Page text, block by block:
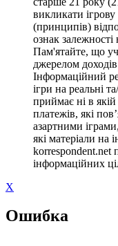
викликати
(принципів)
ознак залежності
Пам'ятайте, що
джерелом
Інформаційний
ігри на реальні
приймає ні в
платежів, які
азартними
які матеріали на
korrespondent.net
інформаційних
X
Ошибка